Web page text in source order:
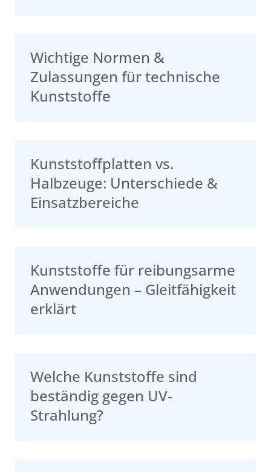
Wichtige Normen &
Zulassungen für technische
Kunststoffe
Kunststoffplatten vs.
Halbzeuge: Unterschiede &
Einsatzbereiche
Kunststoffe für reibungsarme
Anwendungen – Gleitfähigkeit
erklärt
Welche Kunststoffe sind
beständig gegen UV-
Strahlung?